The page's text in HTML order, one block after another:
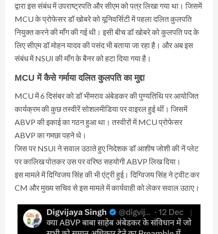
द्वारा इस संबंध में उपराष्ट्रपति और सीएम को पत्र लिखा गया था। जिसमें
MCU के प्रोफेसर डॉ खोबरे को यूनिवर्सिटी में पहला दलित कुलपति
नियुक्त करने की माँग की गई थी। इसी बीच डॉ खोबरे को कुलपति पद के
लिए सीएम डॉ मोहन यादव की पसंद भी बताया जा रहा है। और अब इस
संबंध में NSUI की माँग के बैनर को हटा दिया गया है।
MCU में कैसे गर्माया दलित कुलपति का मुद्दा
MCU में 6 दिसंबर को डॉ भीमराव अंबेडकर की पुण्यतिथि पर आयोजित
कार्यक्रम की कुछ तस्वीरें सोशलमीडिया पर वाइरल हुई थीं। जिसमें
ABVP की इकाई का गठन हुआ था। तस्वीरों में MCU प्रोफेसर
ABVP का गमछा पहने थे।
जिस पर NSUI ने सवाल उठाते हुए निदेशक डॉ आशीष जोशी की नें प्लेट
पर कालिख पोतकर उस पर वरिष्ठ सहयोगी ABVP लिख दिया।
इस मामले में दिग्विजय सिंह की भी एंट्री हुई। दिग्विजय सिंह ने ट्वीट कर
CM और मुख्य सचिव से इस मामले में कार्यवाही को लेकर सवाल उठाए।